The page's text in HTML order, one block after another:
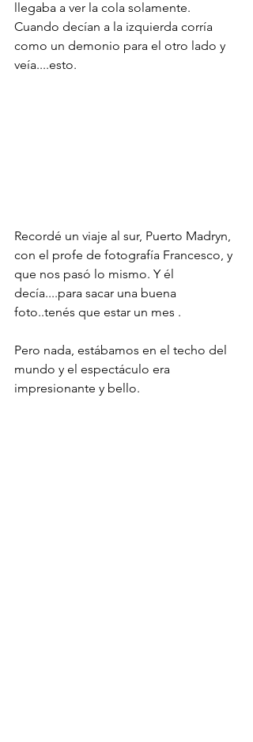
llegaba a ver la cola solamente.
Cuando decían a la izquierda corría
como un demonio para el otro lado y
veía....esto.
Recordé un viaje al sur, Puerto Madryn,
con el profe de fotografía Francesco, y
que nos pasó lo mismo. Y él
decía....para sacar una buena
foto..tenés que estar un mes .
Pero nada, estábamos en el techo del
mundo y el espectáculo era
impresionante y bello.